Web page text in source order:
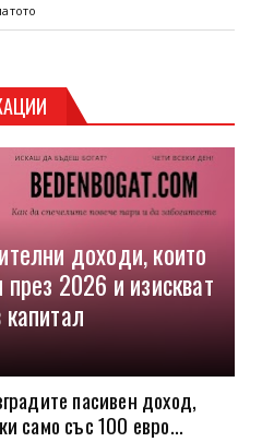
доходи, които
2026 и изискват
пасивен доход,
само със 100 евро...